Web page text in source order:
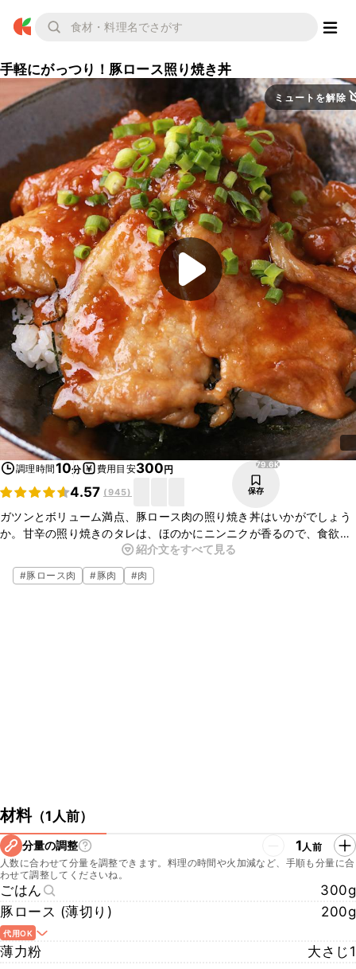
手軽にがっつり！豚ロース照り焼き丼
ミュートを解除
調理時間10分 費用目安300円
4.57 (945)
79.6K
保存
ガツンとボリューム満点、豚ロース肉の照り焼き丼はいかがでしょう
か。甘辛の照り焼きのタレは、ほのかにニンニクが香るので、食欲を
そそります。簡単にできますので、ぜひ作ってみてくださいね。
紹介文をすべて見る
#豚ロース肉 #豚肉 #肉
材料（1人前）
分量の調整 1人前
人数に合わせて分量を調整できます。料理の時間や火加減など、手順も分量に合
わせて調整してくださいね。
ごはん
300g
豚ロース (薄切り)
200g
代用OK
薄力粉 大さじ1